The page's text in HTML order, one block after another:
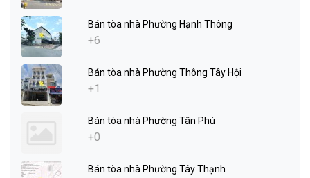
Bán tòa nhà Phường Hạnh Thông
+6
Bán tòa nhà Phường Thông Tây Hội
+1
Bán tòa nhà Phường Tân Phú
+0
Bán tòa nhà Phường Tây Thạnh